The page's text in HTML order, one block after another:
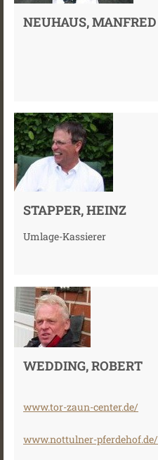
NEUHAUS, MANFRED
STAPPER, HEINZ
Umlage-Kassierer
WEDDING, ROBERT
www.tor-zaun-center.de/
www.nottulner-pferdehof.de/